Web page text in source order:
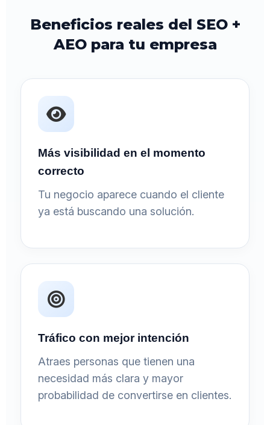
Beneficios reales del SEO +
AEO para tu empresa
Más visibilidad en el momento
correcto
Tu negocio aparece cuando el cliente
ya está buscando una solución.
Tráfico con mejor intención
Atraes personas que tienen una
necesidad más clara y mayor
probabilidad de convertirse en clientes.